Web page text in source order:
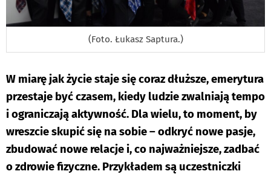
(Foto. Łukasz Saptura.)
W miarę jak życie staje się coraz dłuższe, emerytura
przestaje być czasem, kiedy ludzie zwalniają tempo
i ograniczają aktywność. Dla wielu, to moment, by
wreszcie skupić się na sobie – odkryć nowe pasje,
zbudować nowe relacje i, co najważniejsze, zadbać
o zdrowie fizyczne. Przykładem są uczestniczki